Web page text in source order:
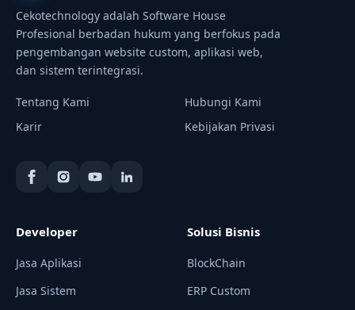
Cekotechnology adalah Software House
Profesional berbadan hukum yang berfokus pada
pengembangan website custom, aplikasi web,
dan sistem terintegrasi.
Tentang Kami
Hubungi Kami
Karir
Kebijakan Privasi
Developer
Jasa Aplikasi
Jasa Sistem
Solusi Bisnis
BlockChain
ERP Custom